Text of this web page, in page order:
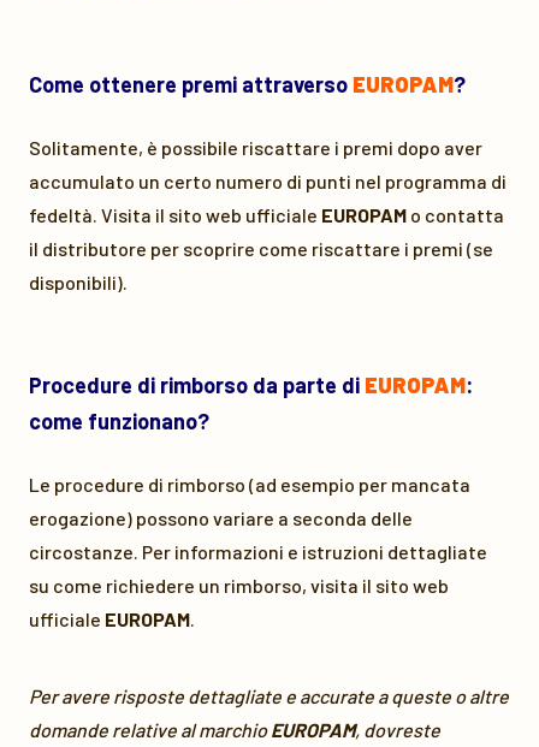
Come ottenere premi attraverso EUROPAM?
Solitamente, è possibile riscattare i premi dopo aver
accumulato un certo numero di punti nel programma di
fedeltà. Visita il sito web ufficiale EUROPAM o contatta
il distributore per scoprire come riscattare i premi (se
disponibili).
Procedure di rimborso da parte di EUROPAM:
come funzionano?
Le procedure di rimborso (ad esempio per mancata
erogazione) possono variare a seconda delle
circostanze. Per informazioni e istruzioni dettagliate
su come richiedere un rimborso, visita il sito web
ufficiale EUROPAM.
Per avere risposte dettagliate e accurate a queste o altre
domande relative al marchioEUROPAM, dovreste